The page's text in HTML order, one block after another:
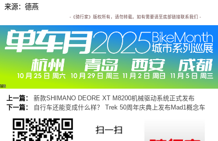
来源：德燕
-《骑行家》版权所有，请勿转载。如有需要请至底部链接联系我们 -
广告
上一篇：
新款SHIMANO DEORE XT M8200机械驱动系统正式发布
下一篇：
自行车还能变成什么样？ Trek 50周年庆典上发布Mad1概念车